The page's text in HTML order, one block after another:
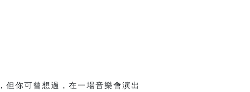
但你可曾想過，在一場音樂會演出